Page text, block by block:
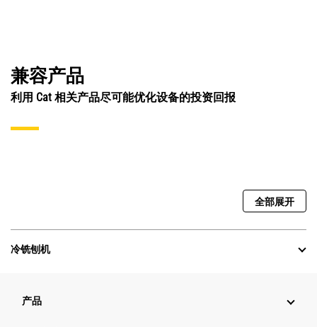
兼容产品
利用 Cat 相关产品尽可能优化设备的投资回报
全部展开
冷铣刨机
产品